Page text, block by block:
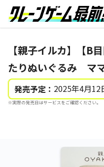
【親子イルカ】【B
たりぬいぐるみ マ
発売予定： 2025年4月12
※実際の発売日はサービスをご確認ください。